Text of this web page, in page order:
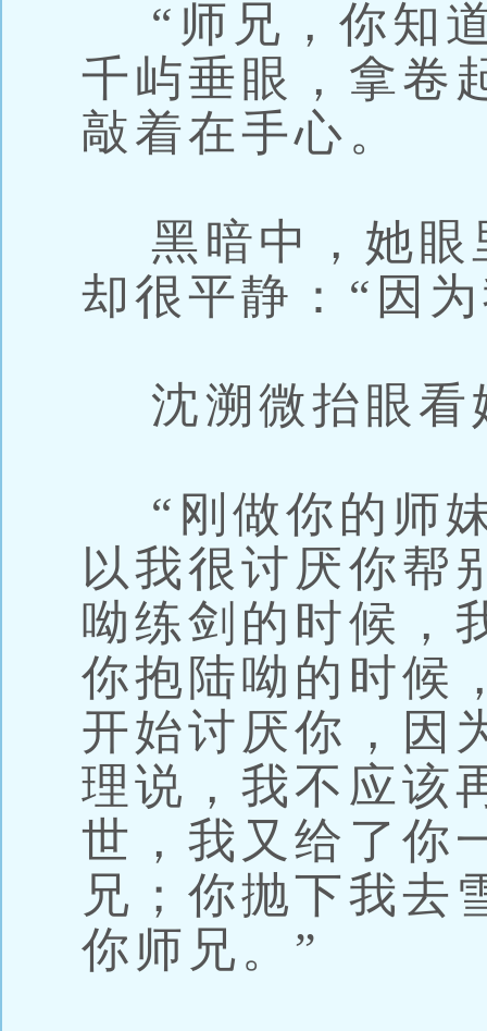
“师兄，你知
千屿垂眼，拿卷
敲着在手心。
黑暗中，她眼
却很平静：“因
沈溯微抬眼看
“刚做你的师
以我很讨厌你帮
呦练剑的时候，
你抱陆呦的时候
开始讨厌你，因
理说，我不应该
世，我又给了你
兄；你抛下我去
你师兄。”